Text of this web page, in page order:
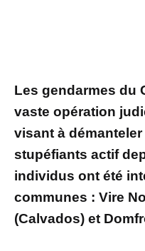
Les gendarmes du
vaste opération
visant à
stupéfiants actif
individus ont été
communes : Vire
(Calvados) et